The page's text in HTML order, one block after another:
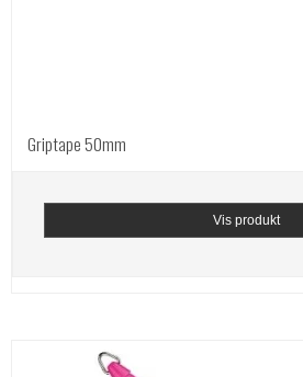
Griptape 50mm
Vis produkt